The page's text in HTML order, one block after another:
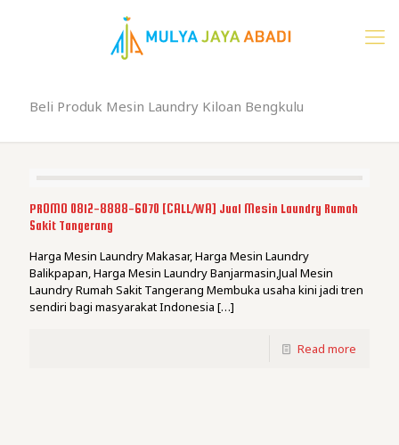
Beli Produk Mesin Laundry Kiloan Bengkulu
PROMO 0812-8888-6070 [CALL/WA] Jual Mesin Laundry Rumah
Sakit Tangerang
Harga Mesin Laundry Makasar, Harga Mesin Laundry
Balikpapan, Harga Mesin Laundry Banjarmasin,Jual Mesin
Laundry Rumah Sakit Tangerang Membuka usaha kini jadi tren
sendiri bagi masyarakat Indonesia […]
Read more